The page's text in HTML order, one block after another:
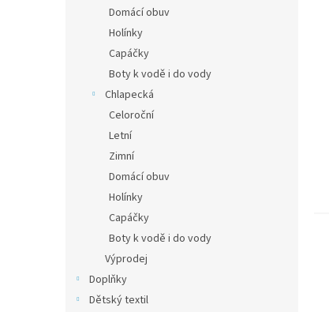
Domácí obuv
Holínky
Capáčky
Boty k vodě i do vody
Chlapecká
Celoroční
Letní
Zimní
Domácí obuv
Holínky
Capáčky
Boty k vodě i do vody
Výprodej
Doplňky
Dětský textil